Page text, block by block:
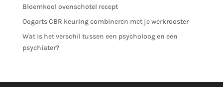
Bloemkool ovenschotel recept
Oogarts CBR keuring combineren met je werkrooster
Wat is het verschil tussen een psycholoog en een
psychiater?